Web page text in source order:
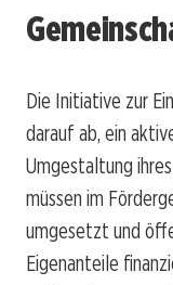
Die Initiative zur
darauf ab, ein
Umgestaltung
müssen im
umgesetzt und
Eigenanteile